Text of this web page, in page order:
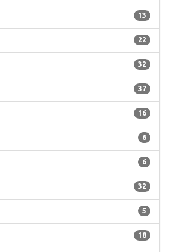
13
22
32
37
16
6
6
32
5
18